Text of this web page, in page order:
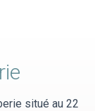
situé au 22